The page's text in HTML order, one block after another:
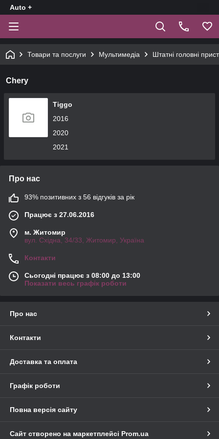
Auto +
Товари та послуги Мультимедіа Штатні головні
Chery
Tiggo
2016
2020
2021
Про нас
93% позитивних з 56 відгуків за рік
Працює з 27.06.2016
м. Житомир
вул. Східна, 34/33, Житомир, Україна
Контакти
Сьогодні працює з 08:00 до 13:00
Показати весь графік роботи
Про нас
Контакти
Доставка та оплата
Графік роботи
Повна версія сайту
Сайт створено на маркетплейсі Prom.ua